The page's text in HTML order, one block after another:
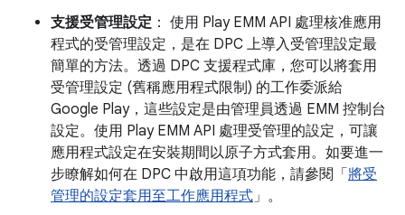
支援受管理設定 ： 使用 Play EMM API 處理核准應用
程式的受管理設定，是在 DPC 上導入受管理設定最
簡單的方法。透過 DPC 支援程式庫，您可以將套用
受管理設定 (舊稱應用程式限制) 的工作委派給
Google Play，這些設定是由管理員透過 EMM 控制台
設定。使用 Play EMM API 處理受管理的設定，可讓
應用程式設定在安裝期間以原子方式套用。如要進一
步瞭解如何在 DPC 中啟用這項功能，請參閱「 將受
管理的設定套用至工作應用程式」。